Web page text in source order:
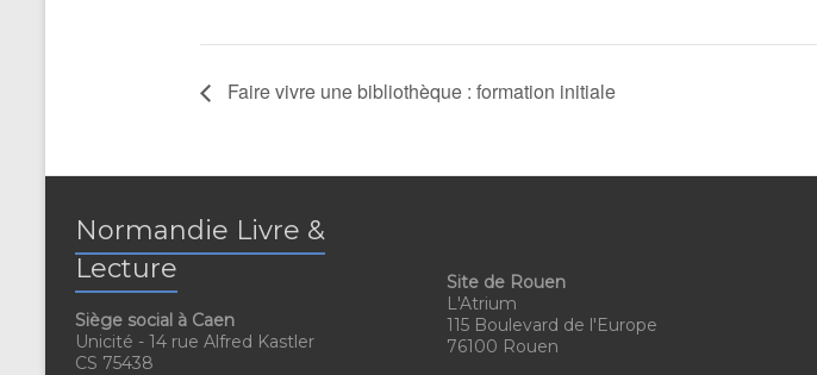
Faire vivre une bibliothèque : formation initiale
Normandie Livre &
Lecture
Siège social à Caen
Unicité - 14 rue Alfred Kastler
CS 75438
Site de Rouen
L'Atrium
115 Boulevard de l'Europe
76100 Rouen